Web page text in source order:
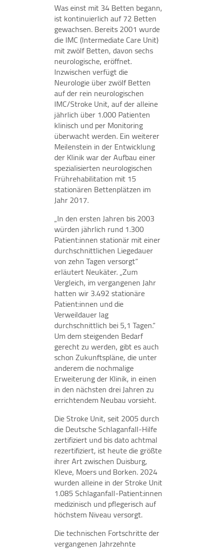
Was einst mit 34 Betten begann,
ist kontinuierlich auf 72 Betten
gewachsen. Bereits 2001 wurde
die IMC (Intermediate Care Unit)
mit zwölf Betten, davon sechs
neurologische, eröffnet.
Inzwischen verfügt die
Neurologie über zwölf Betten
auf der rein neurologischen
IMC/Stroke Unit, auf der alleine
jährlich über 1.000 Patienten
klinisch und per Monitoring
überwacht werden. Ein weiterer
Meilenstein in der Entwicklung
der Klinik war der Aufbau einer
spezialisierten neurologischen
Frührehabilitation mit 15
stationären Bettenplätzen im
Jahr 2017.
„In den ersten Jahren bis 2003
würden jährlich rund 1.300
Patient:innen stationär mit einer
durchschnittlichen Liegedauer
von zehn Tagen versorgt“
erläutert Neukäter. „Zum
Vergleich, im vergangenen Jahr
hatten wir 3.492 stationäre
Patient:innen und die
Verweildauer lag
durchschnittlich bei 5,1 Tagen.“
Um dem steigenden Bedarf
gerecht zu werden, gibt es auch
schon Zukunftspläne, die unter
anderem die nochmalige
Erweiterung der Klinik, in einen
in den nächsten drei Jahren zu
errichtendem Neubau vorsieht.
Die Stroke Unit, seit 2005 durch
die Deutsche Schlaganfall-Hilfe
zertifiziert und bis dato achtmal
rezertifiziert, ist heute die größte
ihrer Art zwischen Duisburg,
Kleve, Moers und Borken. 2024
wurden alleine in der Stroke Unit
1.085 Schlaganfall-Patient:innen
medizinisch und pflegerisch auf
höchstem Niveau versorgt.
Die technischen Fortschritte der
vergangenen Jahrzehnte